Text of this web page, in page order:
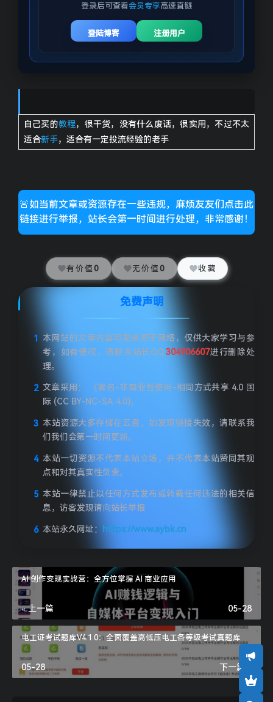
登录后可查看会员专享高速直链
登陆博客 注册用户
自己买的教程，很干货，没有什么废话，很实用，不过不太
适合新手，适合有一定投流经验的老手
🚨如当前文章或资源存在一些违规，麻烦友友们点击此
链接进行举报，站长会第一时间进行处理，非常感谢！
有价值 0 无价值 0 收藏
免费声明
本网站的文章内容可能来源于网络，仅供大家学习与参
考，如有侵权，请联系站长QQ:304906607进行删除处
理。
文章采用： 《署名-非商业性使用-相同方式共享 4.0 国
际 (CC BY-NC-SA 4.0)。
本站资源大多存储在云盘，如发现链接失效，请联系我
们我们会第一时间更新。
本站一切资源不代表本站立场，并不代表本站赞同其观
点和对其真实性负责。
本站一律禁止以任何方式发布或转载任何违法的相关信
息，访客发现请向站长举报
本站永久网址： https://www.aybk.cn
AI 创作变现实战营：全方位掌握 AI 商业应用
« 上一篇 05-28
电工证考试题库V4.1.0：全面覆盖高低压电工各等级考试真题库
下一篇 »
05-28